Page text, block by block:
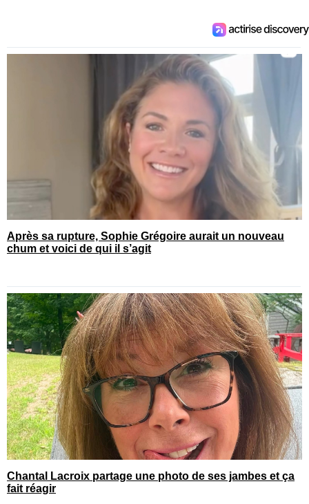
Après sa rupture, Sophie Grégoire aurait un nouveau
chum et voici de qui il s’agit
Chantal Lacroix partage une photo de ses jambes et ça
fait réagir